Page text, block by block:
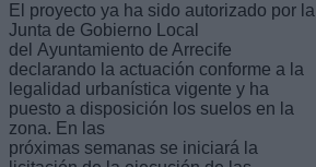
El proyecto ya ha sido autorizado por la
Junta de Gobierno Local
del Ayuntamiento de Arrecife
declarando la actuación conforme a la
legalidad urbanística vigente y ha
puesto a disposición los suelos en la
zona. En las
próximas semanas se iniciará la